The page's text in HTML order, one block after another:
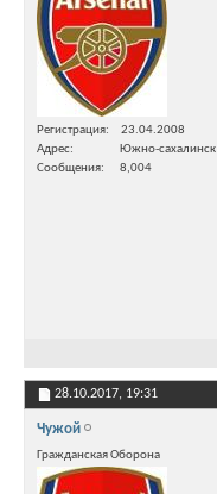
Регистрация
23.04.2008
Адрес
Южно-сахалинск
Сообщения
8,004
28.10.2017, 19:31
Чужой
Гражданская Оборона